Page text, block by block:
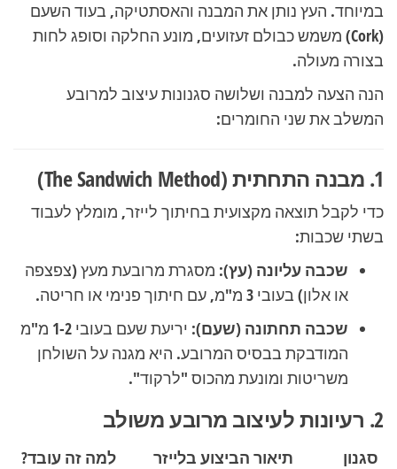
במיוחד. העץ נותן את המבנה והאסתטיקה, בעוד השעם
(Cork) משמש כבולם זעזועים, מונע החלקה וסופג לחות
בצורה מעולה.
הנה הצעה למבנה ושלושה סגנונות עיצוב למרובע
המשלב את שני החומרים:
1. מבנה התחתית (The Sandwich Method)
כדי לקבל תוצאה מקצועית בחיתוך לייזר, מומלץ לעבוד
בשתי שכבות:
שכבה עליונה (עץ): מסגרת מרובעת מעץ (צפצפה
או אלון) בעובי 3 מ"מ, עם חיתוך פנימי או חריטה.
שכבה תחתונה (שעם):
יריעת שעם בעובי 1-2 מ"מ
המודבקת בבסיס המרובע. היא מגנה על השולחן
משריטות ומונעת מהכוס "לרקוד".
2. רעיונות לעיצוב מרובע משולב
סגנון תיאור הביצוע בלייזר למה זה עובד?